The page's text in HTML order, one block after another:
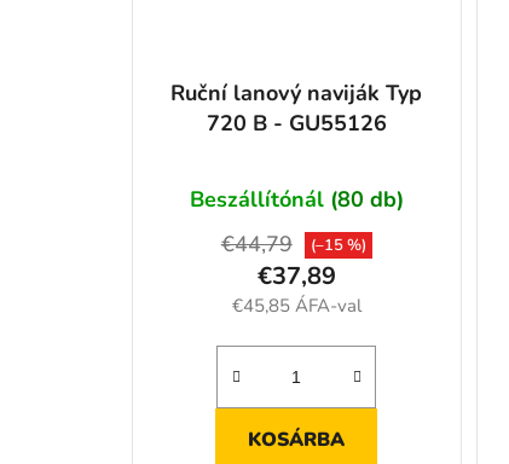
Ruční lanový naviják Typ
720 B - GU55126
Beszállítónál (80 db)
€45,85 ÁFA-val
€37,89
€44,79 (–15 %)
KOSÁRBA